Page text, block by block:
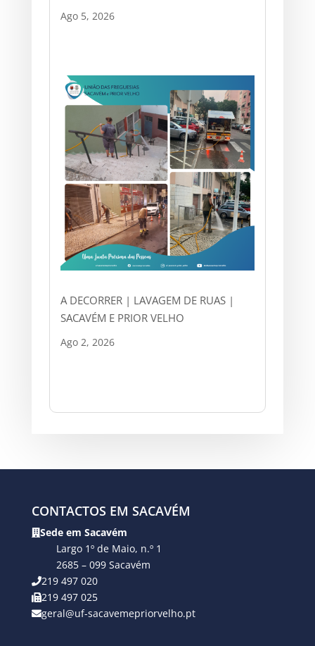
Ago 5, 2026
A DECORRER | LAVAGEM DE RUAS |
SACAVÉM E PRIOR VELHO
Ago 2, 2026
CONTACTOS EM SACAVÉM
Sede em Sacavém
Largo 1º de Maio, n.º 1
2685 – 099 Sacavém
219 497 020
219 497 025
geral@uf-sacavemepriorvelho.pt